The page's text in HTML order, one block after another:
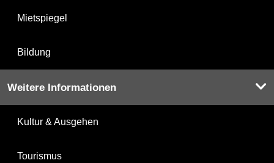
Mietspiegel
Bildung
Weitere Informationen
Kultur & Ausgehen
Tourismus